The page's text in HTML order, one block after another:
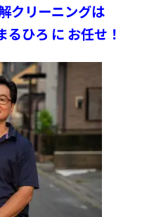
クリーニングは
ひろ に お任せ！